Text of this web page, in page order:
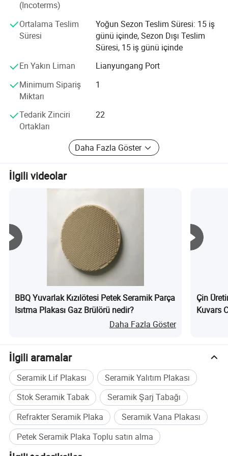
Sizin için yapabileceklerimiz:
8.Satış sonrası hizmet
Paketleme ve Teslimat:
Ambalaj
Ayrıntıla
rı
Önce plastik/polibay ve baloncuk torbaları ile ambalajlayacağız, ardından köpük kutusuna, sonunda ahşap kutulara/karton/palet veya
özelleştirilmiş pakete yerleştirileceğiz. Her paket İngilizce kurulum talimatlarıyla birlikte sunulabilir.
Teslima
t
rı
Herhangi bir kurye tarafından teslimat yapabiliriz, örn. TNT, UPS, FedEx, EMS vs. Hava, deniz vb. ile de yapabiliriz. En güvenli,
verimli ve rahat ulaşımı sağlamak için müşterilerin gereksinimlerine göre yolu seçebiliriz.
karşılaştırıldığında, korozyon direnci, asit ve alkali direnci,
oksidasyon direnci, yalıtım, manyetik olmayan, iyi
kimyasal kararlılık ve diğer mükemmel performans; bu
nedenle genellikle metal malzemenin bulunduğu ortamda
ve seramik ürünlerimizin çoğu Avrupa, ABD ve diğer
ülkelere ihraç ediliyor
(Incoterms)
Ortalama Teslim
Süresi
Yoğun Sezon Teslim Süresi: 15 iş
günü içinde, Sezon Dışı Teslim
Süresi, 15 iş günü içinde
En Yakın Liman
Lianyungang Port
Minimum Sipariş
Miktarı
1
Tedarik Zinciri
Ortakları
22
Daha Fazla Göster
İlgili videolar
BBQ Yuvarlak Kızılötesi Petek Seramik Parça
Isıtma Plakası Gaz Brülörü nedir?
Daha Fazla Göster
Çin
Kuvars
İlgili aramalar
Seramik Lif Plakası
Seramik Yalıtım Plakası
Stok Seramik Tabak
Seramik Şarj Tabağı
Refrakter Seramik Plaka
Seramik Vana Plakası
Petek Seramik Plaka Toplu satın alma